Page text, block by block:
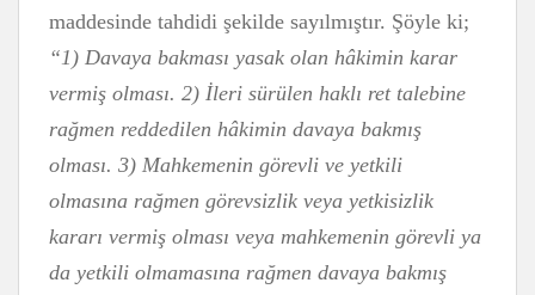
maddesinde tahdidi şekilde sayılmıştır. Şöyle ki;
“1) Davaya bakması yasak olan hâkimin karar
vermiş olması. 2) İleri sürülen haklı ret talebine
rağmen reddedilen hâkimin davaya bakmış
olması. 3) Mahkemenin görevli ve yetkili
olmasına rağmen görevsizlik veya yetkisizlik
kararı vermiş olması veya mahkemenin görevli ya
da yetkili olmamasına rağmen davaya bakmış